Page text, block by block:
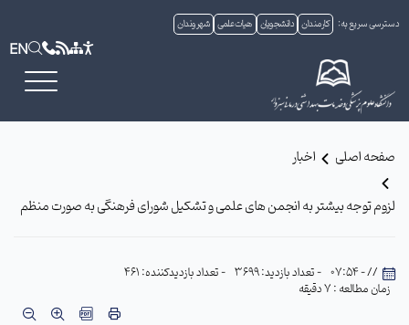
دسترسی سریع به: کارمندان دانشجویان هیات علمی شهروندان
EN
صفحه اصلی اخبار
لزوم توجه بیشتر به انجمن های علمی و تشکیل شورای فرهنگی به صورت منظم
// - 07:54 - تعداد بازدید: 3699
- تعداد بازدیدکننده: 461
زمان مطالعه : 7 دقیقه